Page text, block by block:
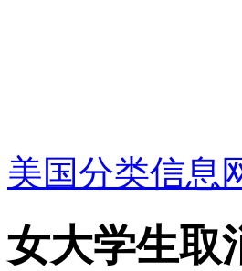
美国分类信息
女大学生取